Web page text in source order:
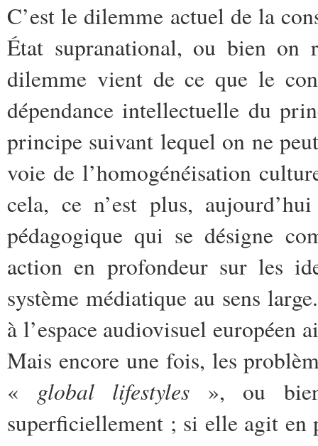
C’est le dilemme actuel de la
État supranational, ou bien on
dilemme vient de ce que le
dépendance intellectuelle du
principe suivant lequel on ne
voie de l’homogénéisation
cela, ce n’est plus,
pédagogique qui se désigne
action en profondeur sur les
système médiatique au sens
à l’espace audiovisuel européen
Mais encore une fois, les
« global lifestyles », ou
superficiellement ; si elle agit en